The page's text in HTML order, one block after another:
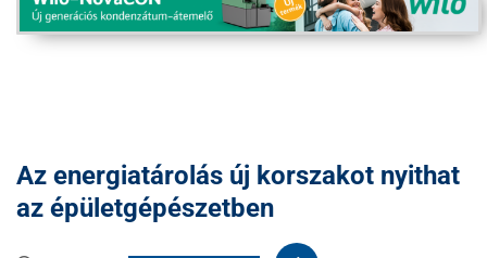
Az energiatárolás új korszakot nyithat
az épületgépészetben